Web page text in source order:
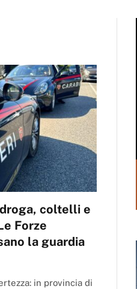
coltelli e
Forze
la guardia
in provincia di